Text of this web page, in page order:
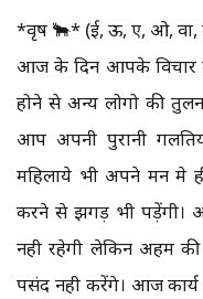
*वृष 🐂* (ई, ऊ, ए, ओ, वा,
आज के दिन आपके विचार
होने से अन्य लोगो की
आप अपनी पुरानी
महिलाये भी अपने मन मे
करने से झगड़ भी पड़ेंगी।
नही रहेगी लेकिन अहम
पसंद नही करेंगे। आज कार्य